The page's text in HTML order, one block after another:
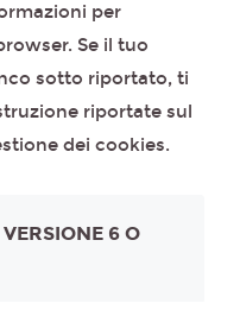
per
Se il tuo
sotto riportato, ti
riportate sul
dei cookies.
6 O